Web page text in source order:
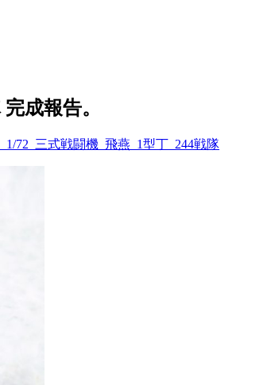
成報告。
72_三式戦闘機_飛燕_1型丁_244戦隊